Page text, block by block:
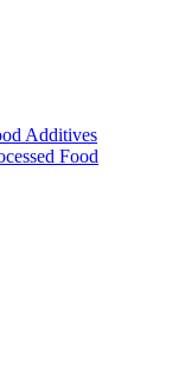
Additives
Food